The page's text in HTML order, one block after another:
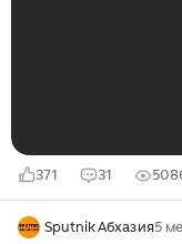
371 31
Sputnik Абхазия5